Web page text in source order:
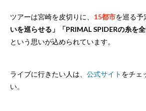
ツアーは宮崎を皮切りに、 15都市を巡る予
いを巡らせる」「PRIMAL SPIDERの糸を
という思いが込められています。
ライブに行きたい人は、 公式サイト をチェ
い。